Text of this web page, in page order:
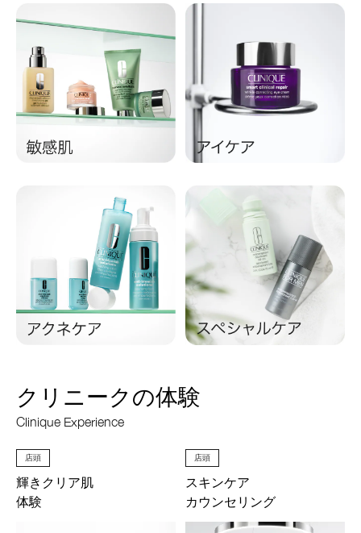
クリニークの体験
Clinique Experience
店頭
輝きクリア肌
体験
店頭
スキンケア
カウンセリング